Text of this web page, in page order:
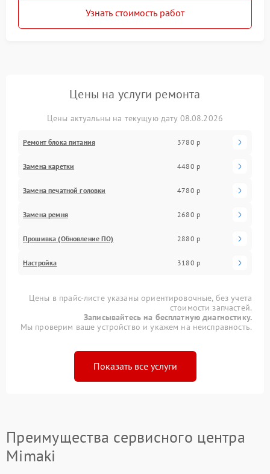
Узнать стоимость работ
Цены на услуги ремонта
Цены актуальны на текущую дату 08.08.2026
Ремонт блока питания 3780 р
Замена каретки 4480 р
Замена печатной головки 4780 р
Замена ремня 2680 р
Прошивка (Обновление ПО) 2880 р
Настройка 3180 р
Цены в прайс-листе указаны ориентировочные, без учета
стоимости запчастей.
Записывайтесь на бесплатную диагностику.
Мы проверим ваше устройство и укажем на неисправность.
Показать все услуги
Преимущества сервисного центра
Mimaki